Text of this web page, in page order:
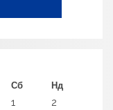
Сб Нд
1
2